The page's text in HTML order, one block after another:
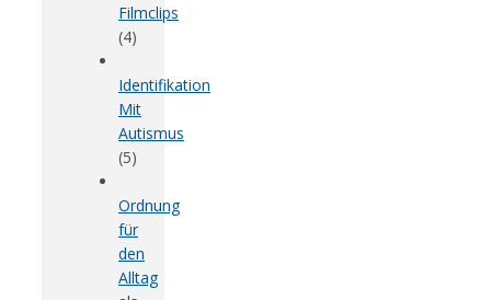
Filmclips
(4)
Identifikation
Mit
Autismus
(5)
Ordnung
für
den
Alltag